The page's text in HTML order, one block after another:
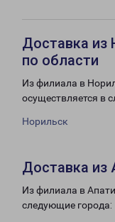
Доставка из
по области
Из филиала в
осуществляется в
Норильск
Доставка из
Из филиала в
следующие города: